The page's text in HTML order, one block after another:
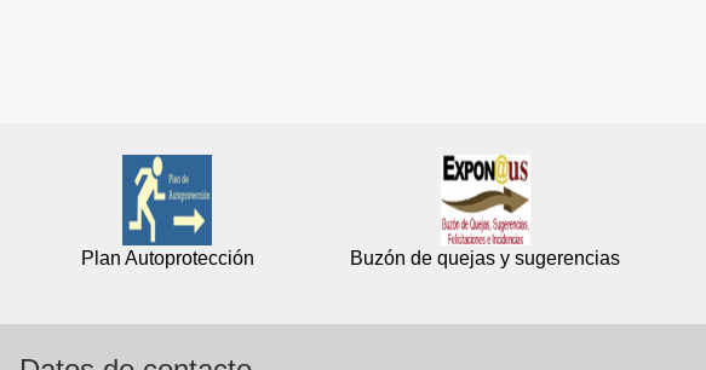
Plan Autoprotección Buzón de quejas y sugerencias